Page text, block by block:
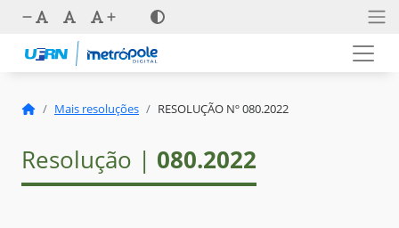
Mais resoluções RESOLUÇÃO Nº 080.2022
Resolução | 080.2022